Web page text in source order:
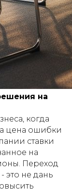
на
когда
цена ошибки
ставки
на
Переход
это не дань